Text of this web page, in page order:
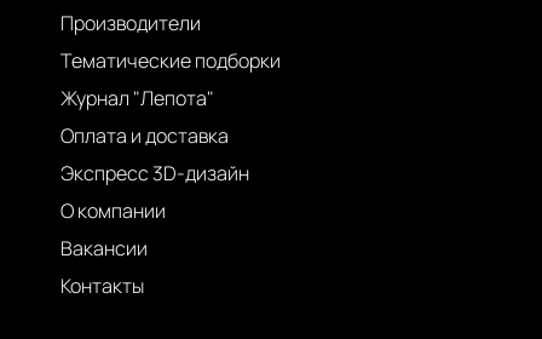
Производители
Тематические подборки
Журнал "Лепота"
Оплата и доставка
Экспресс 3D-дизайн
О компании
Вакансии
Контакты